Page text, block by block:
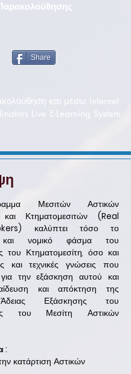
Share
και μέσω Internet
Live E-Learning System
Μεσιτών Αστικών
Κτηματομεσιτών (Real
καλύπτει τόσο το
και νομικό φάσμα του
του Κτηματομεσίτη, όσο και
και τεχνικές γνώσεις που
για την εξάσκηση αυτού και
και απόκτηση της
Εξάσκησης του
του Μεσίτη Αστικών
:
κατάρτιση Αστικών